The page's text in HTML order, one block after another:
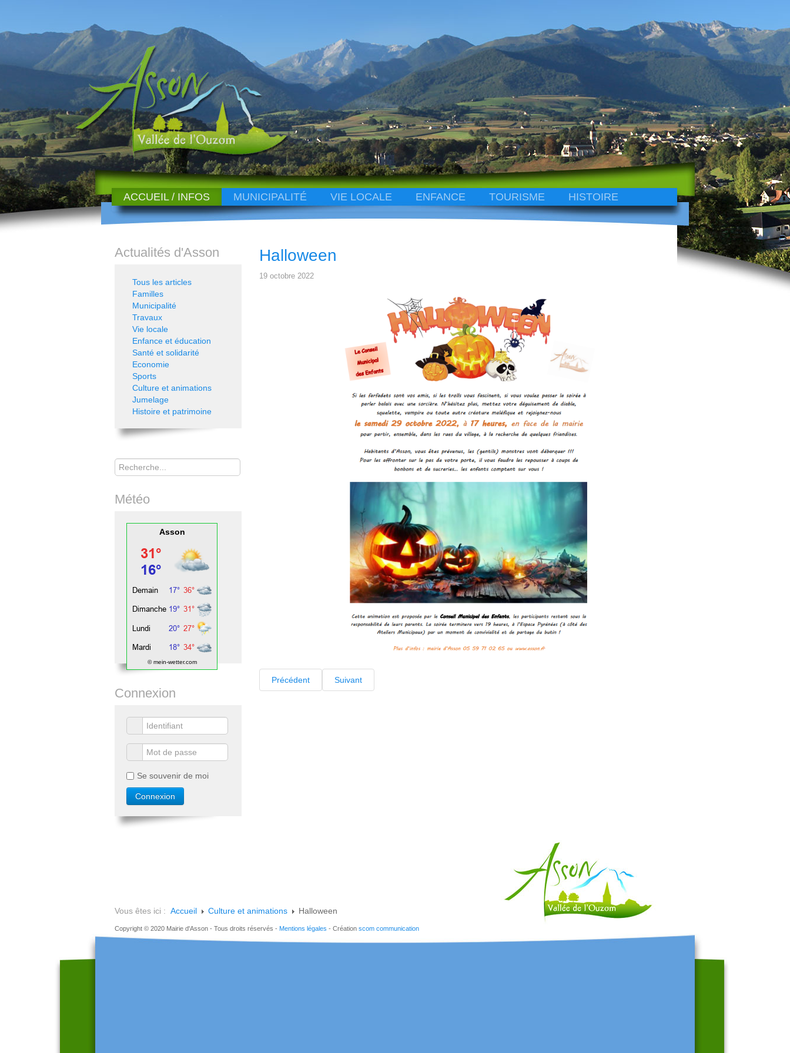
ACCUEIL / INFOS MUNICIPALITÉ VIE LOCALE ENFANCE TOURISME HISTOIRE
Halloween
19 octobre 2022
Précédent Suivant
Actualités d'Asson
Tous les articles
Familles
Municipalité
Travaux
Vie locale
Enfance et éducation
Santé et solidarité
Economie
Sports
Culture et animations
Jumelage
Histoire et patrimoine
Rechercher
Météo
Asson
© mein-wetter.com
Connexion
Se souvenir de moi
Vous êtes ici : Accueil Culture et animations Halloween
Copyright © 2020 Mairie d'Asson - Tous droits réservés - Mentions légales - Création scom communication